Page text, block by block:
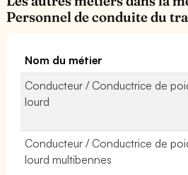
Personnel de conduite du
Nom du métier
Conducteur / Conductrice de
lourd
Conducteur / Conductrice de
lourd multibennes